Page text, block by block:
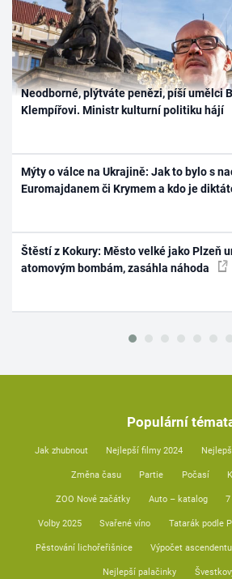
Neodborné, plýtváte penězi, píší umělci
Klempířovi. Ministr kulturní politiku hájí
Mýty o válce na Ukrajině: Jak to bylo s
Euromajdanem či Krymem a kdo je
Štěstí z Kokury: Město velké jako Plzeň
atomovým bombám, zasáhla náhoda
Populární
Jak zhubnout Nejlepší filmy 2024
Změna času Partie Počasí
ZOO Nové začátky Auto – katalog 7
Volby 2025 Svařené víno Tatarák podle
Pěstování lichořeřišnice Výpočet ascendentu
Nejlepší palačinky